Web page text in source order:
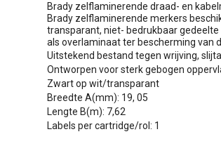
Brady zelflaminerende draad- en
Brady zelflaminerende merkers
transparant, niet- bedrukbaar
als overlaminaat ter bescherming van
Uitstekend bestand tegen wrijving,
Ontworpen voor sterk gebogen
Zwart op wit/transparant
Breedte A(mm): 19, 05
Lengte B(m): 7,62
Labels per cartridge/rol: 1